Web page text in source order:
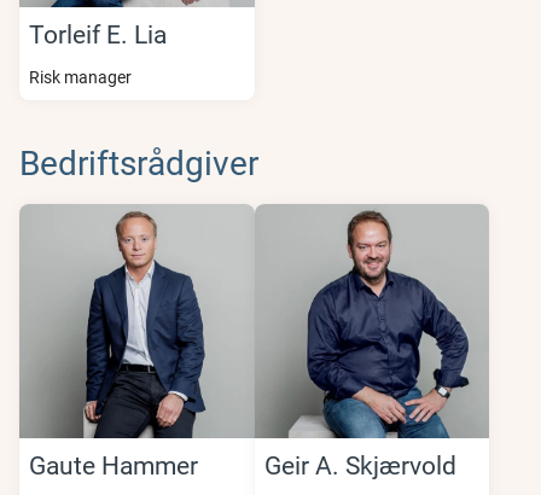
Torleif E. Lia
Risk manager
Bedriftsrådgiver
Gaute Hammer Geir A. Skjærvold